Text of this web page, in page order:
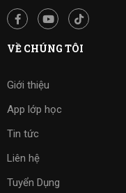
VỀ CHÚNG TÔI
Giới thiệu
App lớp học
Tin tức
Liên hệ
Tuyển Dụng